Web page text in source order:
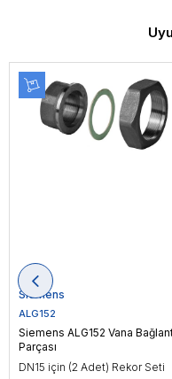
Siemens
ALG152
Siemens ALG152 Vana
Parçası
DN15 için (2 Adet) Rekor Seti